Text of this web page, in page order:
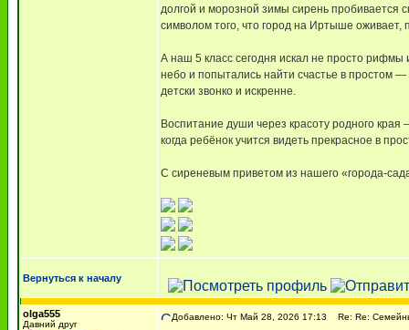
долгой и морозной зимы сирень пробивается
символом того, что город на Иртыше оживает,
А наш 5 класс сегодня искал не просто
небо и попытались найти счастье в простом
детски звонко и искренне.
Воспитание души через красоту родного
когда ребёнок учится видеть прекрасное в
С сиреневым приветом из нашего «города-
Вернуться к началу
olga555
Давний друг
Добавлено: Чт Май 28, 2026 17:13 Re: Re: